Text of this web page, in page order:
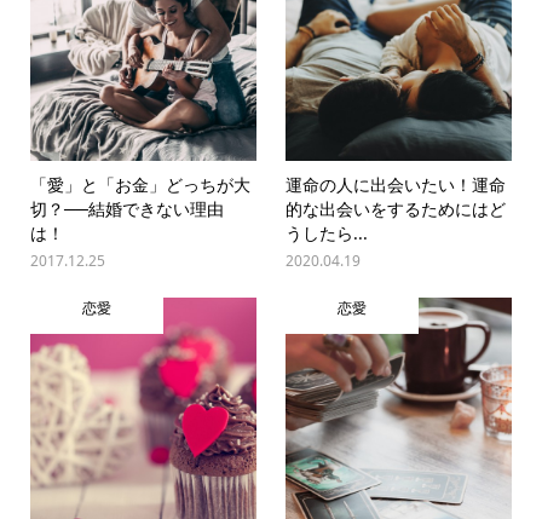
「愛」と「お金」どっちが大
切？──結婚できない理由
は！
2017.12.25
運命の人に出会いたい！運命
的な出会いをするためにはど
うしたら...
2020.04.19
恋愛 恋愛